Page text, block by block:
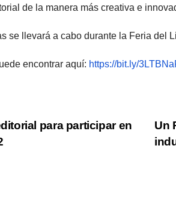
de la manera más creativa e
se llevará a cabo durante la Feria del
encontrar aquí: https://bit.ly/
Un
para participar en